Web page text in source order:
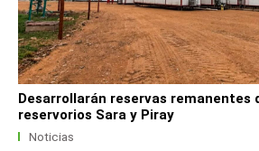
Desarrollarán reservas remanentes
reservorios Sara y Piray
Noticias